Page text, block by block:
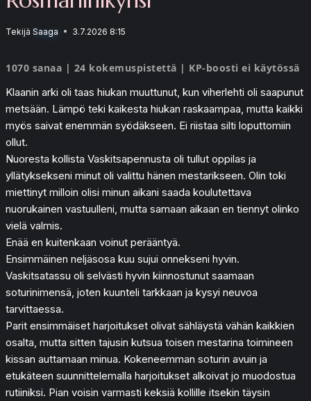
Tekijä Saaga 3.7.2026 8:15
1070 sanaa | 24 kokemuspistettä | KP-boosti ei käytössä
Klaanin arki oli taas hiukan muuttunut, kun viherlehti oli saapunut
metsään. Lämpö teki kaikesta hiukan raskaampaa, mutta kaikki
myös saivat enemmän syödäkseen. Ei riistaa silti loputtomiin
ollut.
Nuoresta kollista Vaskitsapennusta oli tullut oppilas ja
yllätyksekseni minut oli valittu hänen mestarikseen. Olin toki
miettinyt milloin olisi minun aikani saada koulutettava
nuorukainen vastuulleni, mutta samaan aikaan en tiennyt olinko
vielä valmis.
Enää en kuitenkaan voinut perääntyä.
Ensimmäinen neljäsosa kuu sujui onnekseni hyvin.
Vaskitsatassu oli selvästi hyvin kiinnostunut saamaan
soturinimensä, joten kuunteli tarkkaan ja kysyi neuvoa
tarvittaessa.
Parit ensimmäiset harjoitukset olivat sähläystä vähän kaikkien
osalta, mutta sitten tajusin kutsua toisen mestarina toimineen
kissan auttamaan minua. Kokeneemman soturin avuin ja
etukäteen suunnittelemalla harjoitukset alkoivat jo muodostua
rutiiniksi. Pian voisin varmasti keksiä kollille itsekin täysin